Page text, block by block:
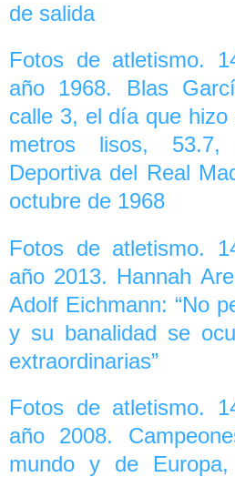
de salida
Fotos de atletismo.
año 1968. Blas
calle 3, el día que
metros lisos,
Deportiva del Real
octubre de 1968
Fotos de atletismo.
año 2013. Hannah
Adolf Eichmann: “No
y su banalidad se
extraordinarias”
Fotos de atletismo.
año 2008.
mundo y de